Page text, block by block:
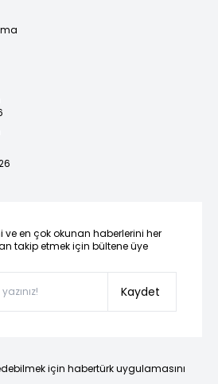
ve en çok okunan haberlerini her
takip etmek için bültene üye
Kaydet
için habertürk uygulamasını